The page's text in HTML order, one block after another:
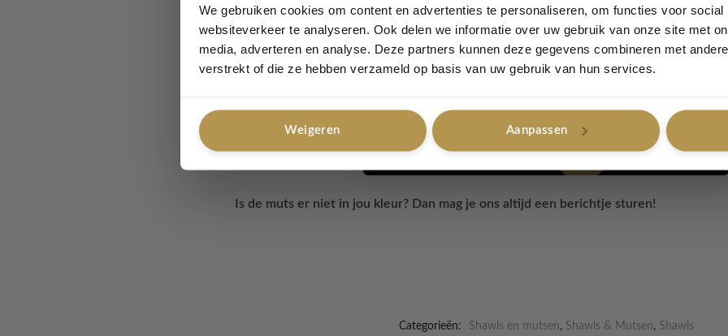
We gebruiken cookies om content en advertenties te personaliseren, om functies voor
websiteverkeer te analyseren. Ook delen we informatie over uw gebruik van onze site met
media, adverteren en analyse. Deze partners kunnen deze gegevens combineren met
verstrekt of die ze hebben verzameld op basis van uw gebruik van hun services.
Weigeren Aanpassen
Kleur : Grey
Materiaal : Acryl
Is de muts er niet in jou kleur? Dan mag je ons altijd een berichtje sturen!
Categorieën: Shawls en mutsen, Shawls & Mutsen, Shawls
Ja, graag!
Nee, bedankt